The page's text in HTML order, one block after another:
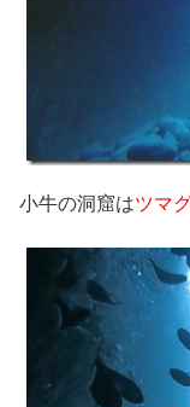
小牛の洞窟はツマ